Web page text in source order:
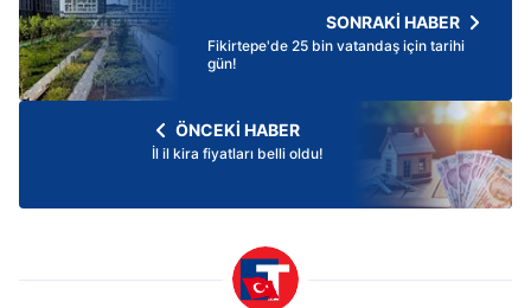
SONRAKİ HABER
Fikirtepe'de 25 bin vatandaş için tarihi
gün!
ÖNCEKİ HABER
İl il kira fiyatları belli oldu!